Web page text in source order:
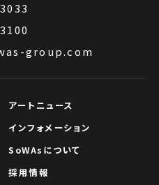
group.com
アートニュース
インフォメーション
SoWAsについて
採用情報